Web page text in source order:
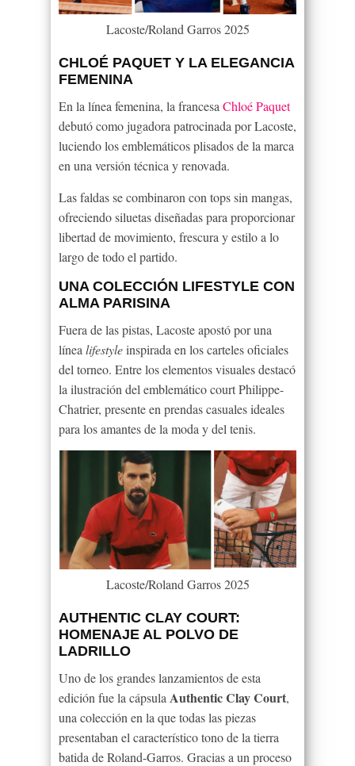
Lacoste/Roland Garros 2025
CHLOÉ PAQUET Y LA ELEGANCIA
FEMENINA
En la línea femenina, la francesa Chloé Paquet
debutó como jugadora patrocinada por Lacoste,
luciendo los emblemáticos plisados de la marca
en una versión técnica y renovada.
Las faldas se combinaron con tops sin mangas,
ofreciendo siluetas diseñadas para proporcionar
libertad de movimiento, frescura y estilo a lo
largo de todo el partido.
UNA COLECCIÓN LIFESTYLE CON
ALMA PARISINA
Fuera de las pistas, Lacoste apostó por una
línea lifestyleinspirada en los carteles oficiales
del torneo. Entre los elementos visuales destacó
la ilustración del emblemático court Philippe-
Chatrier, presente en prendas casuales ideales
para los amantes de la moda y del tenis.
Lacoste/Roland Garros 2025
AUTHENTIC CLAY COURT:
HOMENAJE AL POLVO DE
LADRILLO
Uno de los grandes lanzamientos de esta
edición fue la cápsula Authentic Clay Court,
una colección en la que todas las piezas
presentaban el característico tono de la tierra
batida de Roland-Garros. Gracias a un proceso